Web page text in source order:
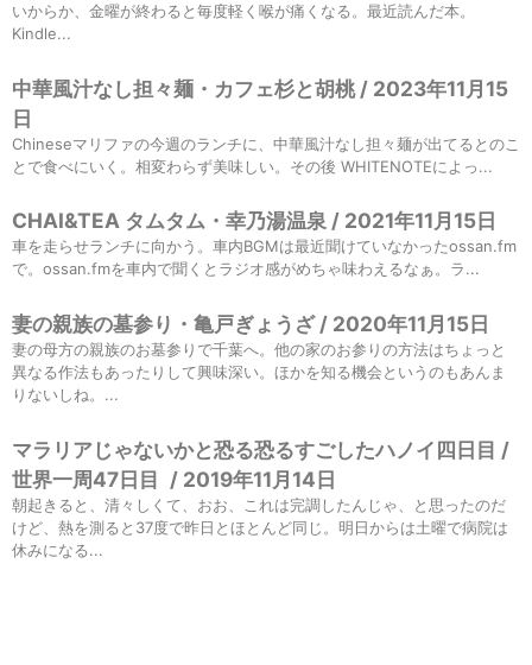
いからか、金曜が終わると毎度軽く喉が痛くなる。最近読んだ本。
Kindle...
中華風汁なし担々麺・カフェ杉と胡桃 / 2023年11月15
日
Chineseマリファの今週のランチに、中華風汁なし担々麺が出てるとのこ
とで食べにいく。相変わらず美味しい。その後 WHITENOTEによっ...
CHAI&TEA タムタム・幸乃湯温泉 / 2021年11月15日
車を走らせランチに向かう。車内BGMは最近聞けていなかったossan.fm
で。ossan.fmを車内で聞くとラジオ感がめちゃ味わえるなぁ。ラ...
妻の親族の墓参り・亀戸ぎょうざ / 2020年11月15日
妻の母方の親族のお墓参りで千葉へ。他の家のお参りの方法はちょっと
異なる作法もあったりして興味深い。ほかを知る機会というのもあんま
りないしね。...
マラリアじゃないかと恐る恐るすごしたハノイ四日目 /
世界一周47日目 / 2019年11月14日
朝起きると、清々しくて、おお、これは完調したんじゃ、と思ったのだ
けど、熱を測ると37度で昨日とほとんど同じ。明日からは土曜で病院は
休みになる...